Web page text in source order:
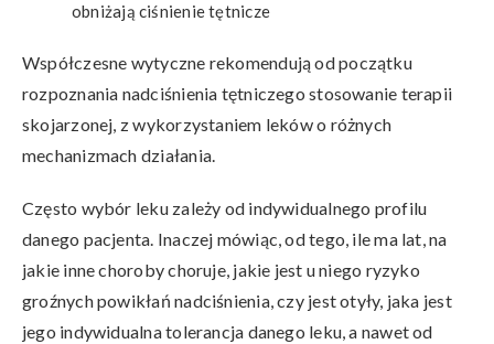
obniżają ciśnienie tętnicze
Współczesne wytyczne rekomendują od początku
rozpoznania nadciśnienia tętniczego stosowanie terapii
skojarzonej, z wykorzystaniem leków o różnych
mechanizmach działania.
Często wybór leku zależy od indywidualnego profilu
danego pacjenta. Inaczej mówiąc, od tego, ile ma lat, na
jakie inne choroby choruje, jakie jest u niego ryzyko
groźnych powikłań nadciśnienia, czy jest otyły, jaka jest
jego indywidualna tolerancja danego leku, a nawet od